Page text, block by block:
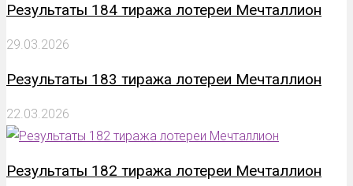
Результаты 184 тиража лотереи Мечталлион
29.03.2026
Результаты 183 тиража лотереи Мечталлион
22.03.2026
Результаты 182 тиража лотереи Мечталлион